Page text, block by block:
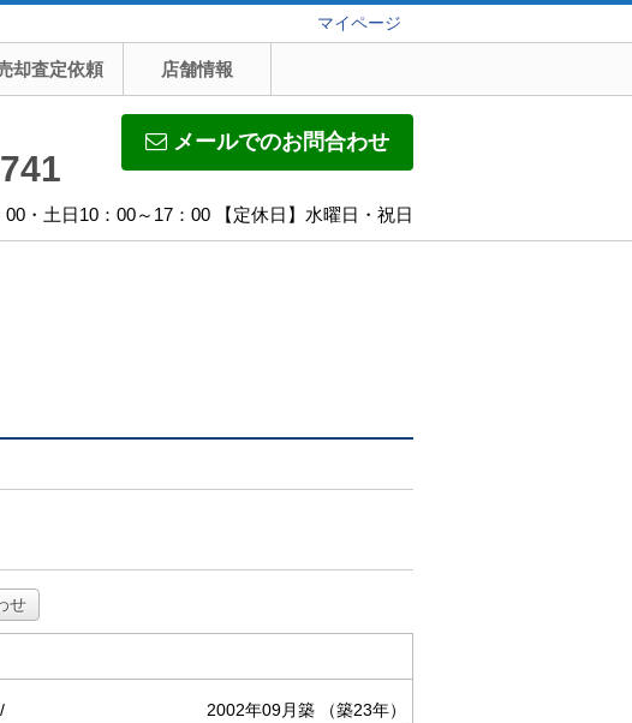
マイページ
却査定依頼 店舗情報
メールでのお問合わせ
00・土日10：00～17：00 【定休日】水曜日・祝日
せ
/ 2002年09月築
（築23年）